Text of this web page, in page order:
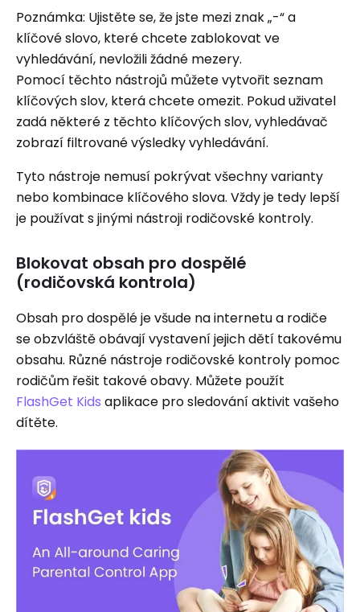
Poznámka: Ujistěte se, že jste mezi znak „-“ a
klíčové slovo, které chcete zablokovat ve
vyhledávání, nevložili žádné mezery.
Pomocí těchto nástrojů můžete vytvořit seznam
klíčových slov, která chcete omezit. Pokud uživatel
zadá některé z těchto klíčových slov, vyhledávač
zobrazí filtrované výsledky vyhledávání.
Tyto nástroje nemusí pokrývat všechny varianty
nebo kombinace klíčového slova. Vždy je tedy lepší
je používat s jinými nástroji rodičovské kontroly.
Blokovat obsah pro dospělé
(rodičovská kontrola)
Obsah pro dospělé je všude na internetu a rodiče
se obzvláště obávají vystavení jejich dětí takovému
obsahu. Různé nástroje rodičovské kontroly pomoc
rodičům řešit takové obavy. Můžete použít
FlashGet Kids aplikace pro sledování aktivit vašeho
dítěte.